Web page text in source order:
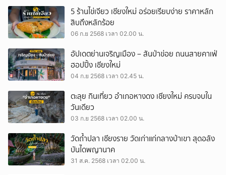
5 ร้านไข่เจียว เชียงใหม่ อร่อยเรียบง่าย ราคาหลัก
สิบถึงหลักร้อย
06 ก.ย 2568 เวลา 02.00 น.
อัปเดตย่านเจริญเมือง – สันป่าข่อย ถนนสายคาเฟ่
ฮอปปิ้ง เชียงใหม่
04 ก.ย 2568 เวลา 02.45 น.
ตะลุย กินเที่ยว อำเภอหางดง เชียงใหม่ ครบจบใน
วันเดียว
03 ก.ย 2568 เวลา 02.00 น.
วัดถ้ำปลา เชียงราย วัดเก่าแก่กลางป่าเขา สุดอลัง
บันไดพญานาค
31 ส.ค. 2568 เวลา 02.00 น.